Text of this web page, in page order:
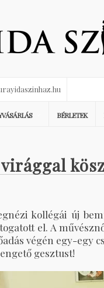
BÉRLETEK
kollégái új
el. A
végén egy-egy
gesztust!